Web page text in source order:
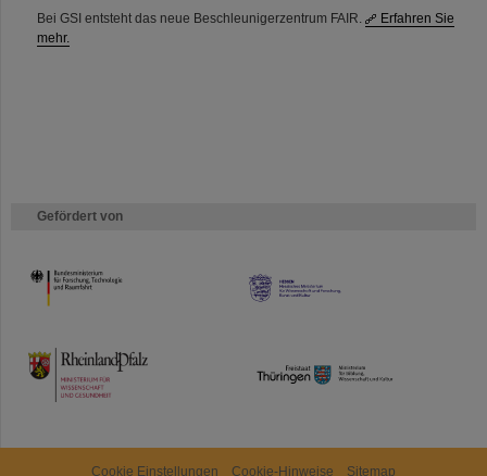
Bei GSI entsteht das neue Beschleunigerzentrum FAIR.
Erfahren Sie
mehr.
Gefördert von
HMWK
TMWWDG
Cookie Einstellungen Cookie-Hinweise Sitemap